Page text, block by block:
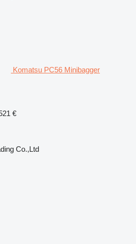
Komatsu PC56 Minibagger
€
Co.,Ltd